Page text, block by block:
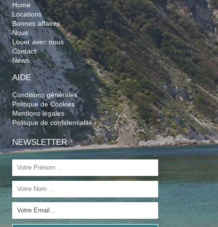
Home
Locations
Bonnes affaires
Nous
Louer avec nous
Contact
News
AIDE
Conditions générales
Politique de Cookies
Mentions légales
Politique de confidentialité
NEWSLETTER